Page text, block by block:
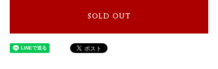
SOLD OUT